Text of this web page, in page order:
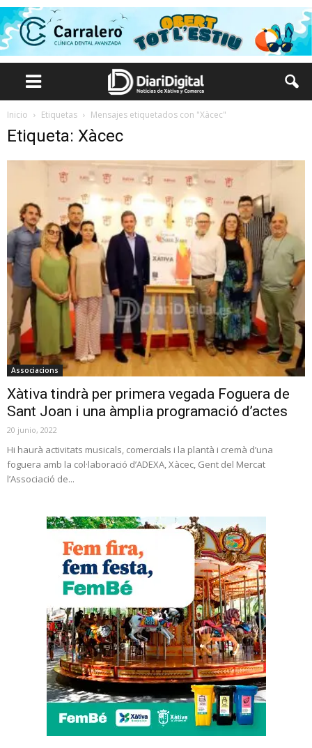
Inicio Etiquetas Mensajes etiquetados con "Xàcec"
Etiqueta: Xàcec
Associacions
Xàtiva tindrà per primera vegada Foguera de
Sant Joan i una àmplia programació d’actes
20 junio, 2022
Hi haurà activitats musicals, comercials i la plantà i cremà d’una
foguera amb la col·laboració d’ADEXA, Xàcec, Gent del Mercat
l’Associació de...